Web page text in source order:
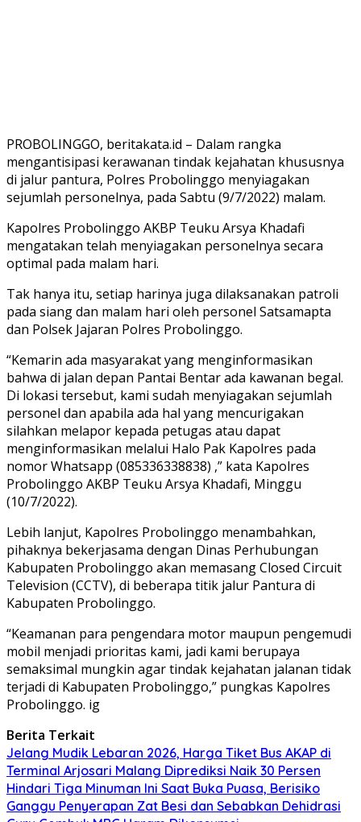
PROBOLINGGO, beritakata.id – Dalam rangka
mengantisipasi kerawanan tindak kejahatan khususnya
di jalur pantura, Polres Probolinggo menyiagakan
sejumlah personelnya, pada Sabtu (9/7/2022) malam.
Kapolres Probolinggo AKBP Teuku Arsya Khadafi
mengatakan telah menyiagakan personelnya secara
optimal pada malam hari.
Tak hanya itu, setiap harinya juga dilaksanakan patroli
pada siang dan malam hari oleh personel Satsamapta
dan Polsek Jajaran Polres Probolinggo.
“Kemarin ada masyarakat yang menginformasikan
bahwa di jalan depan Pantai Bentar ada kawanan begal.
Di lokasi tersebut, kami sudah menyiagakan sejumlah
personel dan apabila ada hal yang mencurigakan
silahkan melapor kepada petugas atau dapat
menginformasikan melalui Halo Pak Kapolres pada
nomor Whatsapp (085336338838) ,” kata Kapolres
Probolinggo AKBP Teuku Arsya Khadafi, Minggu
(10/7/2022).
Lebih lanjut, Kapolres Probolinggo menambahkan,
pihaknya bekerjasama dengan Dinas Perhubungan
Kabupaten Probolinggo akan memasang Closed Circuit
Television (CCTV), di beberapa titik jalur Pantura di
Kabupaten Probolinggo.
“Keamanan para pengendara motor maupun pengemudi
mobil menjadi prioritas kami, jadi kami berupaya
semaksimal mungkin agar tindak kejahatan jalanan tidak
terjadi di Kabupaten Probolinggo,” pungkas Kapolres
Probolinggo. ig
Berita Terkait
Jelang Mudik Lebaran 2026, Harga Tiket Bus AKAP di
Terminal Arjosari Malang Diprediksi Naik 30 Persen
Hindari Tiga Minuman Ini Saat Buka Puasa, Berisiko
Ganggu Penyerapan Zat Besi dan Sebabkan Dehidrasi